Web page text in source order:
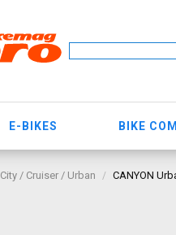
E-BIKES BIKE
City / Cruiser / Urban CANYON